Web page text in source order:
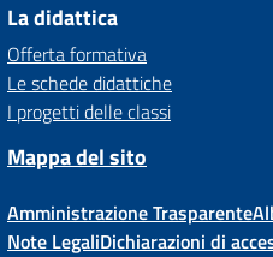
La didattica
Offerta formativa
Le schede didattiche
I progetti delle classi
Mappa del sito
Amministrazione Trasparente
Note LegaliDichiarazioni di